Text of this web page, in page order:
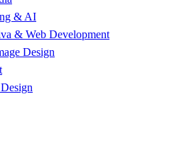
& AI
& Web Development
Design